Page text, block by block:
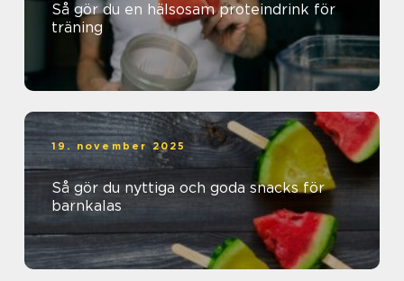
Så gör du en hälsosam proteindrink för
träning
19. november 2025
Så gör du nyttiga och goda snacks för
barnkalas